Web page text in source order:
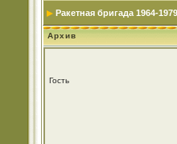
Ракетная бригада 1964-1979
Архив
Гость